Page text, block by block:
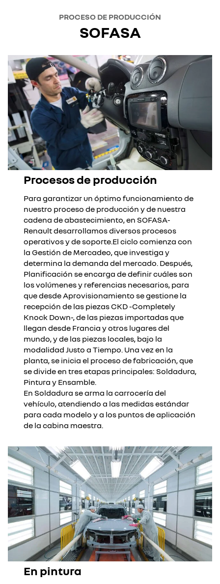
PROCESO DE PRODUCCIÓN
SOFASA
Procesos de producción
Para garantizar un óptimo funcionamiento de
nuestro proceso de producción y de nuestra
cadena de abastecimiento, en SOFASA-
Renault desarrollamos diversos procesos
operativos y de soporte.El ciclo comienza con
la Gestión de Mercadeo, que investiga y
determina la demanda del mercado. Después,
Planificación se encarga de definir cuáles son
los volúmenes y referencias necesarios, para
que desde Aprovisionamiento se gestione la
recepción de las piezas CKD -Completely
Knock Down-, de las piezas importadas que
llegan desde Francia y otros lugares del
mundo, y de las piezas locales, bajo la
modalidad Justo a Tiempo. Una vez en la
planta, se inicia el proceso de fabricación, que
se divide en tres etapas principales: Soldadura,
Pintura y Ensamble.
En Soldadura se arma la carrocería del
vehículo, atendiendo a las medidas estándar
para cada modelo y a los puntos de aplicación
de la cabina maestra.
En pintura